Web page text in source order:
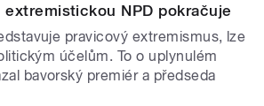
NPD pokračuje
pravicový extremismus, lze
účelům. To o uplynulém
bavorský premiér a předseda